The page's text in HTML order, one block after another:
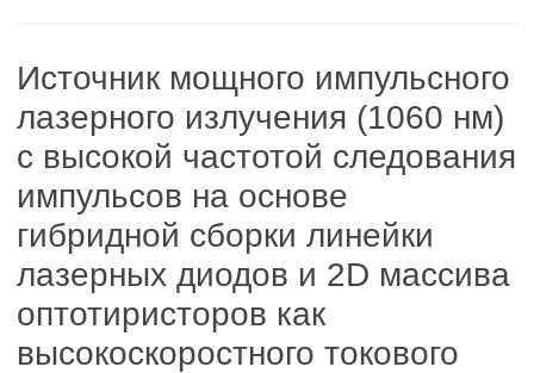
Источник мощного импульсного
лазерного излучения (1060 нм)
с высокой частотой следования
импульсов на основе
гибридной сборки линейки
лазерных диодов и 2D массива
оптотиристоров как
высокоскоростного токового